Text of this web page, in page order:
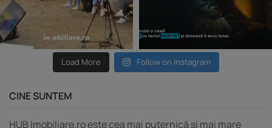
Load More Follow on Instagram
CINE SUNTEM
HUB Imobiliare.ro este cea mai puternică și mai mare